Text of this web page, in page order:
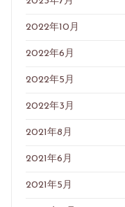
2022年10月
2022年6月
2022年5月
2022年3月
2021年8月
2021年6月
2021年5月